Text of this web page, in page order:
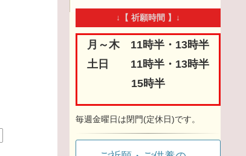
↓【 祈願時間 】↓
月～木 11時半・13時半
土日 11時半・13時半
15時半
毎週金曜日は閉門(定休日)です。